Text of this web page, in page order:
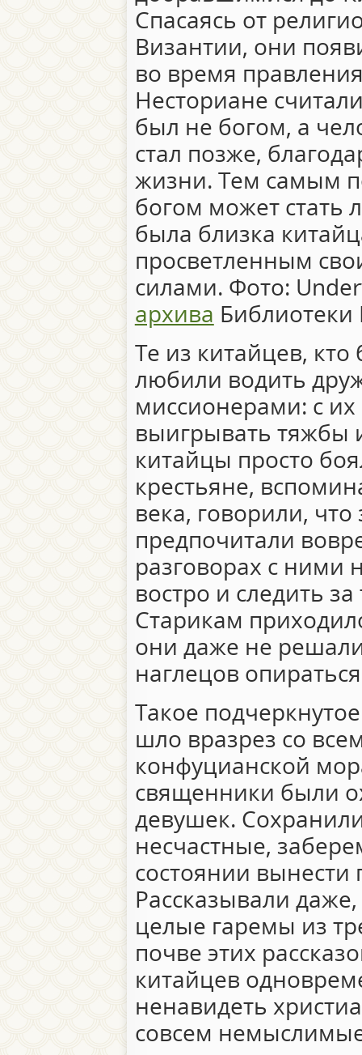
Спасаясь от
Византии, они
во время
Несториане
был не богом, а
стал позже,
жизни. Тем самым
богом может стать
была близка
просветленным
силами. Фото:
архива
Те из китайцев,
любили водить
миссионерами: с
выигрывать тяжбы
китайцы просто
крестьяне,
века, говорили,
предпочитали
разговорах с ними
востро и следить
Старикам
они даже не
наглецов
Такое
шло вразрез со
конфуцианской
священники были
девушек.
несчастные,
состоянии вынести
Рассказывали
целые гаремы из
почве этих
китайцев
ненавидеть
совсем